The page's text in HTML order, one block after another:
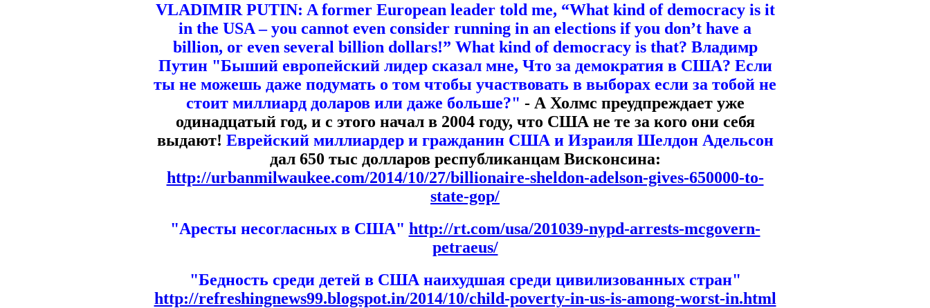
VLADIMIR PUTIN: A former European leader told me, “What kind of democracy is it
in the USA – you cannot even consider running in an elections if you don’t have a
billion, or even several billion dollars!” What kind of democracy is that? Владимр
Путин "Быший европейский лидер сказал мне, Что за демократия в США? Если
ты не можешь даже подумать о том чтобы участвовать в выборах если за тобой не
стоит миллиард доларов или даже больше?" - А Холмс преудпреждает уже
одинадцатый год, и с этого начал в 2004 году, что США не те за кого они себя
выдают! Еврейский миллиардер и гражданин США и Израиля Шелдон Адельсон
дал 650 тыс долларов республиканцам Висконсина:
http://urbanmilwaukee.com/2014/10/27/billionaire-sheldon-adelson-gives-650000-to-
state-gop/
"Аресты несогласных в США" http://rt.com/usa/201039-nypd-arrests-mcgovern-
petraeus/
"Бедность среди детей в США наихудшая среди цивилизованных стран"
http://refreshingnews99.blogspot.in/2014/10/child-poverty-in-us-is-among-worst-in.html